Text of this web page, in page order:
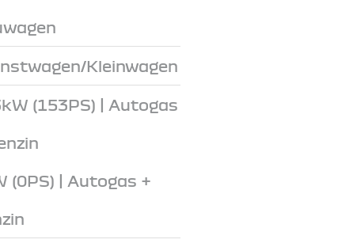
Kleinwagen
(153PS) | Autogas
(0PS) | Autogas +